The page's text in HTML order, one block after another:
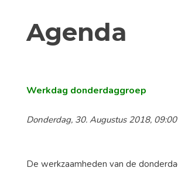
Agenda
Werkdag donderdaggroep
Donderdag, 30. Augustus 2018,
De werkzaamheden van de